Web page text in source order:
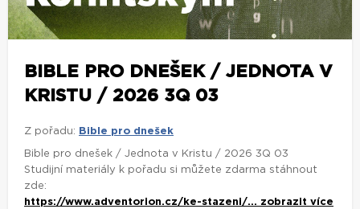
BIBLE PRO DNEŠEK / JEDNOTA V
KRISTU / 2026 3Q 03
Z pořadu: Bible pro dnešek
Bible pro dnešek / Jednota v Kristu / 2026 3Q 03
Studijní materiály k pořadu si můžete zdarma stáhnout
zde:
https://www.adventorion.cz/ke-stazeni/... zobrazit více